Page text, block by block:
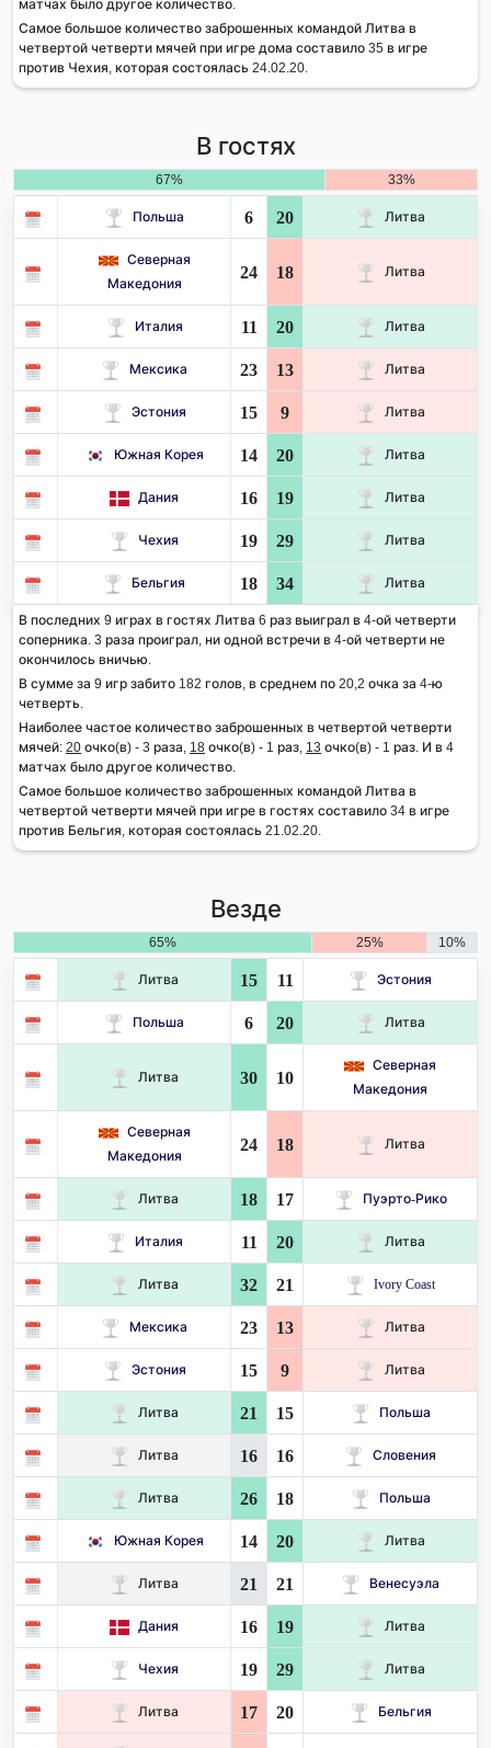
матчах было другое количество.
Самое большое количество заброшенных командой Литва в
четвертой четверти мячей при игре дома составило 35 в игре
против Чехия, которая состоялась 24.02.20.
В гостях
67% 33%
Польша 6 20 Литва
Северная
Македония
24 18 Литва
Италия 11 20 Литва
Мексика 23 13 Литва
Эстония 15 9 Литва
Южная Корея 14 20 Литва
Дания 16 19 Литва
Чехия 19 29 Литва
Бельгия 18 34 Литва
В последних 9 играх в гостях Литва 6 раз выиграл в 4-ой четверти
соперника. 3 раза проиграл, ни одной встречи в 4-ой четверти не
окончилось вничью.
В сумме за 9 игр забито 182 голов, в среднем по 20,2 очка за 4-ю
четверть.
Наиболее частое количество заброшенных в четвертой четверти
мячей: 20 очко(в) - 3 раза, 18 очко(в) - 1 раз, 13 очко(в) - 1 раз. И в 4
матчах было другое количество.
Самое большое количество заброшенных командой Литва в
четвертой четверти мячей при игре в гостях составило 34 в игре
против Бельгия, которая состоялась 21.02.20.
Везде
65% 25% 10%
Литва 15 11 Эстония
Польша 6 20 Литва
Литва 30 10
Северная
Македония
Северная
Македония
24 18 Литва
Литва 18 17 Пуэрто-Рико
Италия 11 20 Литва
Литва 32 21 Ivory Coast
Мексика 23 13 Литва
Эстония 15 9 Литва
Литва 21 15 Польша
Литва 16 16 Словения
Литва 26 18 Польша
Южная Корея 14 20 Литва
Литва 21 21 Венесуэла
Дания 16 19 Литва
Чехия 19 29 Литва
Литва 17 20 Бельгия